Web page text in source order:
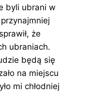
byli ubrani w
że
ubraniach.
będą się
na miejscu
mi chłodniej